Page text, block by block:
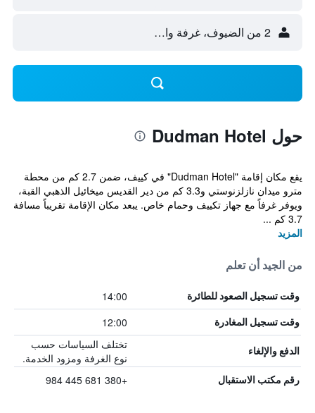
2 من الضيوف، غرفة واحدة
حول Dudman Hotel
يقع مكان إقامة "Dudman Hotel" في كييف، ضمن 2.7 كم من محطة
مترو ميدان نازلزنوستي و3.3 كم من دير القديس ميخائيل الذهبي القبة،
ويوفر غرفاً مع جهاز تكييف وحمام خاص. يبعد مكان الإقامة تقريباً مسافة
3.7 كم ...
المزيد
من الجيد أن تعلم
وقت تسجيل الصعود للطائرة 14:00
وقت تسجيل المغادرة 12:00
الدفع والإلغاء
تختلف السياسات حسب
نوع الغرفة ومزود الخدمة.
رقم مكتب الاستقبال +380 681 445 984